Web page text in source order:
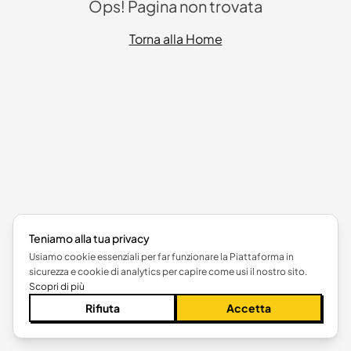
Ops! Pagina non trovata
Torna alla Home
Teniamo alla tua privacy
Usiamo cookie essenziali per far funzionare la Piattaforma in
sicurezza e cookie di analytics per capire come usi il nostro sito.
Scopri di più
Rifiuta Accetta